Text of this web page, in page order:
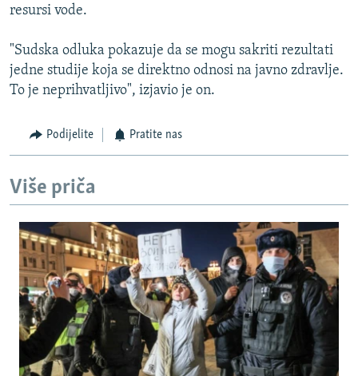
resursi vode.
"Sudska odluka pokazuje da se mogu sakriti rezultati
jedne studije koja se direktno odnosi na javno zdravlje.
To je neprihvatljivo", izjavio je on.
Podijelite Pratite nas
Više priča